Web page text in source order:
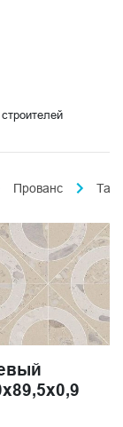
Прованс